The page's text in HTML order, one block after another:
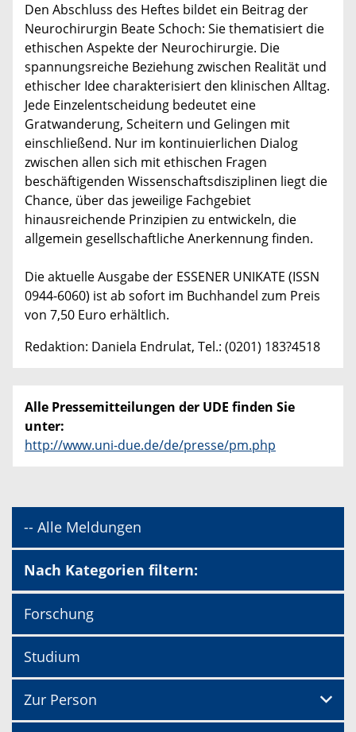
Den Abschluss des Heftes bildet ein Beitrag der
Neurochirurgin Beate Schoch: Sie thematisiert die
ethischen Aspekte der Neurochirurgie. Die
spannungsreiche Beziehung zwischen Realität und
ethischer Idee charakterisiert den klinischen Alltag.
Jede Einzelentscheidung bedeutet eine
Gratwanderung, Scheitern und Gelingen mit
einschließend. Nur im kontinuierlichen Dialog
zwischen allen sich mit ethischen Fragen
beschäftigenden Wissenschaftsdisziplinen liegt die
Chance, über das jeweilige Fachgebiet
hinausreichende Prinzipien zu entwickeln, die
allgemein gesellschaftliche Anerkennung finden.
Die aktuelle Ausgabe der ESSENER UNIKATE (ISSN
0944-6060) ist ab sofort im Buchhandel zum Preis
von 7,50 Euro erhältlich.
Redaktion: Daniela Endrulat, Tel.: (0201) 183?4518
Alle Pressemitteilungen der UDE finden Sie
unter:
http://www.uni-due.de/de/presse/pm.php
-- Alle Meldungen
Nach Kategorien filtern:
Forschung
Studium
Zur Person